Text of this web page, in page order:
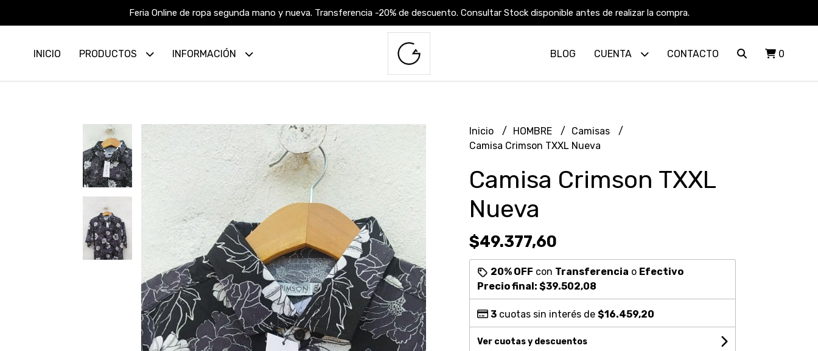
Feria Online de ropa segunda mano y nueva. Transferencia -20% de descuento. Consultar Stock disponible antes de realizar la compra.
INICIO PRODUCTOS INFORMACIÓN BLOG CUENTA CONTACTO 0
Inicio HOMBRE
Camisas
Camisa Crimson TXXL Nueva
Camisa Crimson TXXL
Nueva
$49.377,60
20% OFF con Transferencia o Efectivo
Precio final: $39.502,08
3cuotas sin interés de $16.459,20
Ver cuotas y descuentos